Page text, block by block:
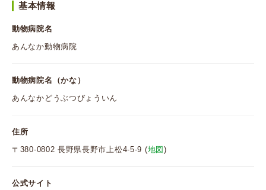
基本情報
動物病院名
あんなか動物病院
動物病院名（かな）
あんなかどうぶつびょういん
住所
〒380-0802 長野県長野市上松4-5-9 (地図 )
公式サイト